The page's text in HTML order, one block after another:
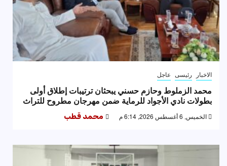
الاخبار رئيسى عاجل
محمد الزملوط وحازم حسني يبحثان ترتيبات إطلاق أولى
بطولات نادي الأجواد للرماية ضمن مهرجان مطروح للتراث
الخميس, 6 أغسطس 2026, 6:14 م محمد قطب